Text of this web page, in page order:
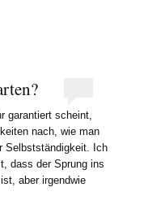
garantiert scheint,
nach, wie man
Selbstständigkeit. Ich
dass der Sprung ins
aber irgendwie